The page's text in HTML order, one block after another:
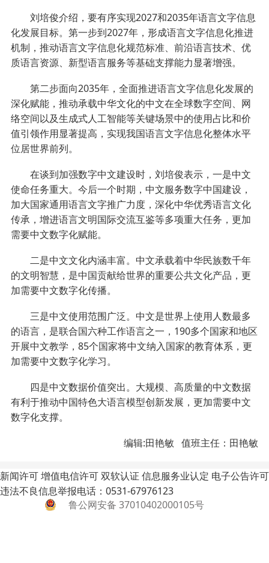
刘培俊介绍，要有序实现2027和2035年语言文字信息
化发展目标。第一步到2027年，形成语言文字信息化推进
机制，推动语言文字信息化规范标准、前沿语言技术、优
质语言资源、新型语言服务等基础支撑能力显著增强。
第二步面向2035年，全面推进语言文字信息化发展的
深化赋能，推动承载中华文化的中文在全球数字空间、网
络空间以及生成式人工智能等关键场景中的使用占比和价
值引领作用显著提高，实现我国语言文字信息化整体水平
位居世界前列。
在谈到加强数字中文建设时，刘培俊表示，一是中文
使命任务重大。今后一个时期，中文服务数字中国建设，
加大国家通用语言文字推广力度，深化中华优秀语言文化
传承，增进语言文明国际交流互鉴等多项重大任务，更加
需要中文数字化赋能。
二是中文文化内涵丰富。中文承载着中华民族数千年
的文明智慧，是中国贡献给世界的重要公共文化产品，更
加需要中文数字化传播。
三是中文使用范围广泛。中文是世界上使用人数最多
的语言，是联合国六种工作语言之一，190多个国家和地区
开展中文教学，85个国家将中文纳入国家的教育体系，更
加需要中文数字化学习。
四是中文数据价值突出。大规模、高质量的中文数据
有利于推动中国特色大语言模型创新发展，更加需要中文
数字化支撑。
编辑:田艳敏 值班主任：田艳敏
新闻许可增值电信许可双软认证 信息服务业认定 电子公告许可
违法不良信息举报电话：0531-67976123
鲁公网安备 37010402000105号